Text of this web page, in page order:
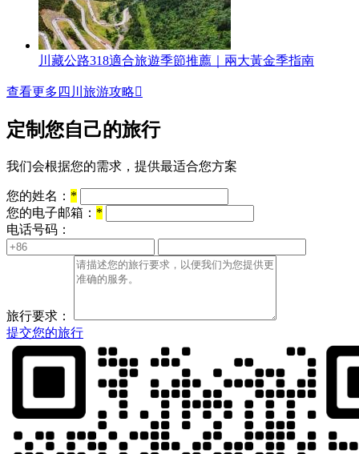
川藏公路318適合旅遊季節推薦｜兩大黃金季指南
查看更多四川旅游攻略
定制您自己的旅行
我们会根据您的需求，提供最适合您方案
您的姓名： *
您的电子邮箱： *
电话号码：
旅行要求：
提交您的旅行